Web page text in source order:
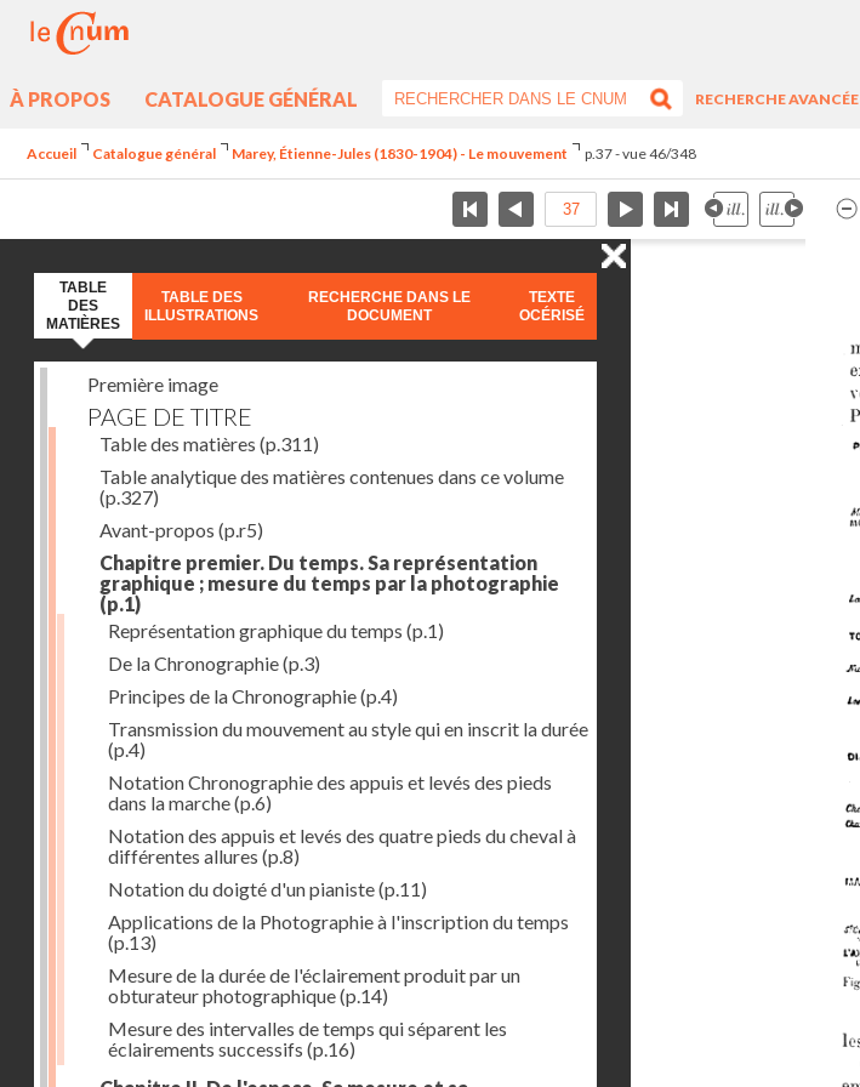
À PROPOS CATALOGUE GÉNÉRAL
RECHERCHE AVANCÉE
Accueil Catalogue général Marey, Étienne-Jules (1830-1904) - Le mouvement p.37 - vue 46/348
TABLE
DES
MATIÈRES
TABLE DES
ILLUSTRATIONS
RECHERCHE DANS LE
DOCUMENT
TEXTE
OCÉRISÉ
Première image
PAGE DE TITRE
Table des matières (p.311)
Table analytique des matières contenues dans ce volume
(p.327)
Avant-propos (p.r5)
Chapitre premier. Du temps. Sa représentation
graphique ; mesure du temps par la photographie
(p.1)
Représentation graphique du temps (p.1)
De la Chronographie(p.3)
Principes de la Chronographie(p.4)
Transmission du mouvement au style qui en inscrit la durée
(p.4)
Notation Chronographie des appuis et levés des pieds
dans la marche(p.6)
Notation des appuis et levés des quatre pieds du cheval à
différentes allures (p.8)
Notation du doigté d'un pianiste(p.11)
Applications de la Photographie à l'inscription du temps
(p.13)
Mesure de la durée de l'éclairement produit par un
obturateur photographique(p.14)
Mesure des intervalles de temps qui séparent les
éclairements successifs (p.16)